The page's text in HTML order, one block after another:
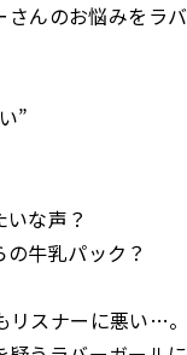
さんのお悩みをラバ
”
な声？
牛乳パック？
スナーに悪い…。